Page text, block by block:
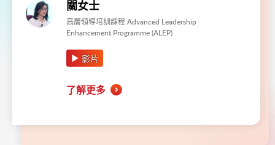
關女士
高層領導培訓課程 Advanced Leadership
Enhancement Programme (ALEP)
影片
了解更多